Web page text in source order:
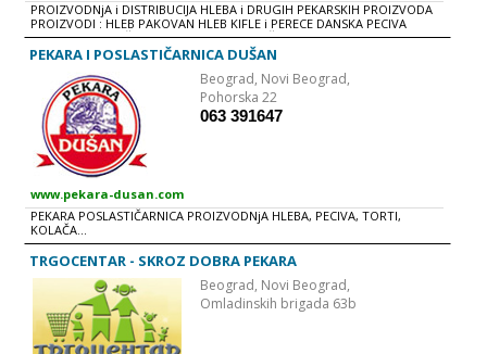
PROIZVODNjA i DISTRIBUCIJA HLEBA i DRUGIH PEKARSKIH PROIZVODA
PROIZVODI : HLEB PAKOVAN HLEB KIFLE i PERECE DANSKA PECIVA
KROASANI KOLAČI i TORTE SLAVSKI KOLAČI SMRZNUTI PROGRAM
’’KLAS’’ sa svojom tradicijom dugom skoro 60 godina danas predstavlja
najvećeg proizvođača hleba i peciva u Srbiji. U svojoj širokoj ponudi
proizvoda, ovaj naš poslovni gigant nudi veliki asortiman različitih vrsta
hleba, hlađenog, smrznutog i pakovanog peciva, sendviča i pita kao i
veliki izbor kolača, krofni...Izlazeći u susret potrebama i zahtevima
potrošača, postojeći asortiman hleba i peciva proizvodi se od različitih
vrsta brašna, kao što su: pšenično, integralno, krompirovo, kukuruzno,
sojino brašno, mekinje, raž...uz prisustvo različitih semenki lana,
suncokreta, susama, ovsenih pahuljica, kima – svakodnevno se
obogaćuje novim, još ukusnijim i kvalitetnijim proizvodima. U okviru
ovog poslovnog sistema postoji akreditovana laboratorija koja ima sve
potrebne sertifikate (HACCP и ISO standard) za kontrolu ispravnosti i
kvaliteta proizvoda a sve prema savremenim standardima u
proizvodnji pekarskih proizvoda. Pored velikih trgovinskih sistema kao
i državnih ustanova s kojima ima uspešnu dugogodišnju saradnju,
’’KLAS’’ svoj širok asortiman pekarskih proizvoda plasira u 40 objekata a
u planu je širenje maloprodajne mreže i otvaranje novih
specijalizovanih objekata širom zemlje. Tržišna orjentacija i poslovanje
firme uslovljavaju primenu najnovije tehnologije, enterijera i usluga u
čemu prednjačimo i držimo korak sa najboljim firmama iz ove branše.
Rezultat je najviši kvalitet na domaćem tržištu. ‘’KLAS’’ hleb i pecivo
pravi se s ljubavlju, čuvajući svoju dugu tradiciju i poštovanje velikog
PEKARA I POSLASTIČARNICA DUŠAN
Beograd, Novi Beograd,
Pohorska 22
063 391647
www.pekara-dusan.com
PEKARA POSLASTIČARNICA PROIZVODNjA HLEBA, PECIVA, TORTI,
KOLAČA...
TRGOCENTAR - SKROZ DOBRA PEKARA
Beograd, Novi Beograd,
Omladinskih brigada 63b